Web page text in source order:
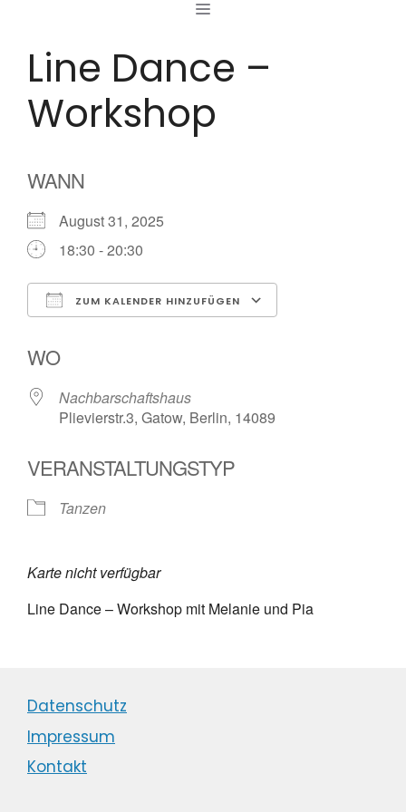
springen
MENÜ
Line Dance –
Workshop
WANN
August 31, 2025
18:30 - 20:30
ZUM KALENDER HINZUFÜGEN
WO
Nachbarschaftshaus
Plievierstr.3, Gatow, Berlin, 14089
VERANSTALTUNGSTYP
Tanzen
Karte nicht verfügbar
Line Dance – Workshop mit Melanie und Pia
Datenschutz
Impressum
Kontakt